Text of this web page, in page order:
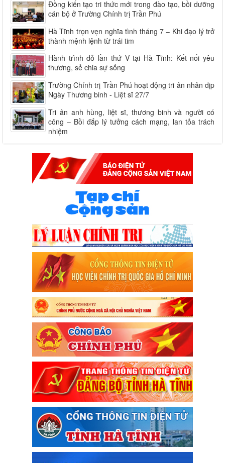
Đồng kiến tạo tri thức mới trong đào tạo, bồi dưỡng
cán bộ ở Trường Chính trị Trần Phú
Hà Tĩnh trọn vẹn nghĩa tình tháng 7 – Khi đạo lý trở
thành mệnh lệnh từ trái tim
Hành trình đỏ lần thứ V tại Hà Tĩnh: Kết nối yêu
thương, sẻ chia sự sống
Trường Chính trị Trần Phú hoạt động tri ân nhân dịp
Ngày Thương binh - Liệt sĩ 27/7
Tri ân anh hùng, liệt sĩ, thương binh và người có
công – Bồi đắp lý tưởng cách mạng, lan tỏa trách
nhiệm